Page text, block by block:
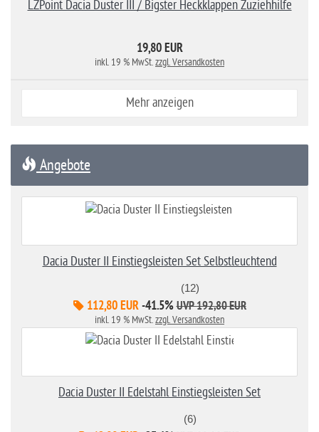
LZPoint Dacia Duster III / Bigster Heckklappen Zuziehhilfe
19,80 EUR
inkl. 19 % MwSt.zzgl. Versandkosten
Mehr anzeigen
Angebote
Dacia Duster II Einstiegsleisten Set Selbstleuchtend
(12)
112,80 EUR -41.5% UVP 192,80 EUR
inkl. 19 % MwSt.zzgl. Versandkosten
Dacia Duster II Edelstahl Einstiegsleisten Set
(6)